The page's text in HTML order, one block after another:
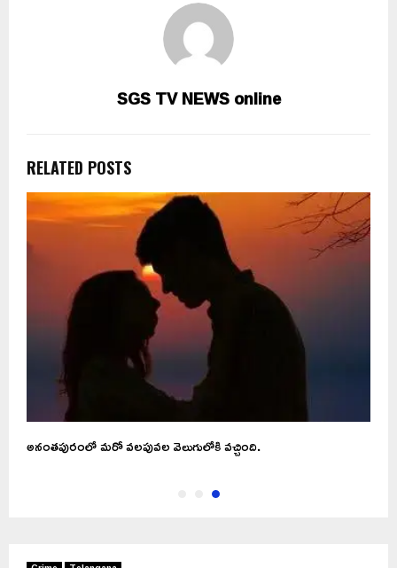
SGS TV NEWS online
RELATED POSTS
అనంతపురంలో మరో వలపువల వెలుగులోకి వచ్చింది.